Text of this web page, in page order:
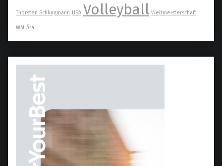
Thorsten Schlingmann USA Volleyball Weltmeisterschaft
WM Ära